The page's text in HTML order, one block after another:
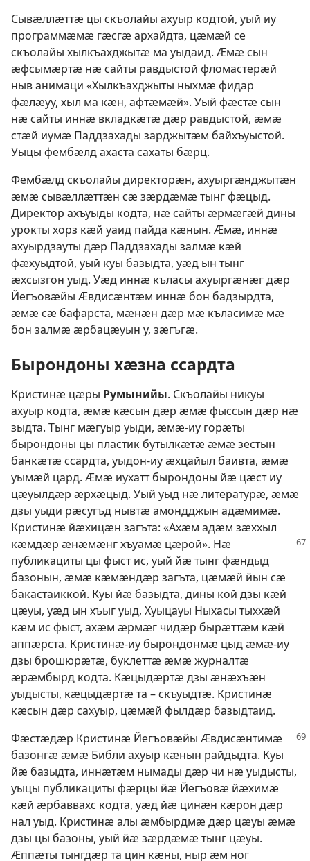
Сывӕллӕттӕ цы скъолайы ахуыр кодтой, уый иу
программӕмӕ гӕсгӕ архайдта, цӕмӕй се
скъолайы хылкъахджытӕ ма уыдаид. Ӕмӕ сын
ӕфсымӕртӕ нӕ сайты равдыстой фломастерӕй
ныв анимаци «Хылкъахджыты ныхмӕ фидар
фӕлӕуу, хыл ма кӕн, афтӕмӕй». Уый фӕстӕ сын
нӕ сайты иннӕ вкладкӕтӕ дӕр равдыстой, ӕмӕ
стӕй иумӕ Паддзахады зарджытӕм байхъуыстой.
Уыцы фембӕлд ахаста сахаты бӕрц.
Фембӕлд скъолайы директорӕн, ахуыргӕнджытӕн
ӕмӕ сывӕллӕттӕн сӕ зӕрдӕмӕ тынг фӕцыд.
Директор ахъуыды кодта, нӕ сайты ӕрмӕгӕй дины
урокты хорз кӕй уаид пайда кӕнын. Ӕмӕ, иннӕ
ахуырдзауты дӕр Паддзахады залмӕ кӕй
фӕхуыдтой, уый куы базыдта, уӕд ын тынг
ӕхсызгон уыд. Уӕд иннӕ къласы ахуыргӕнӕг дӕр
Йегъовӕйы Ӕвдисӕнтӕм иннӕ бон бадзырдта,
ӕмӕ сӕ бафарста, мӕнӕн дӕр мӕ къласимӕ мӕ
бон залмӕ ӕрбацӕуын у, зӕгъгӕ.
Бырондоны хӕзна ссардта
Кристинӕ цӕры Румынийы. Скъолайы никуы
ахуыр кодта, ӕмӕ кӕсын дӕр ӕмӕ фыссын дӕр нӕ
зыдта. Тынг мӕгуыр уыди, ӕмӕ-иу горӕты
бырондоны цы пластик бутылкӕтӕ ӕмӕ зестын
банкӕтӕ ссардта, уыдон-иу ӕхцайыл баивта, ӕмӕ
уымӕй цард. Ӕмӕ иухатт бырондоны йӕ цӕст иу
цӕуылдӕр ӕрхӕцыд. Уый уыд нӕ литературӕ, ӕмӕ
дзы уыди рӕсугъд нывтӕ амондджын адӕмимӕ.
Кристинӕ йӕхицӕн загъта: «Ахӕм адӕм зӕххыл
кӕмдӕр ӕнӕмӕнг хъуамӕ цӕрой». Нӕ
публикациты цы фыст ис, уый йӕ тынг фӕндыд
базонын, ӕмӕ кӕмӕндӕр загъта, цӕмӕй йын сӕ
бакастаиккой. Куы йӕ базыдта, дины кой дзы кӕй
цӕуы, уӕд ын хъыг уыд, Хуыцауы Ныхасы тыххӕй
кӕм ис фыст, ахӕм ӕрмӕг чидӕр бырӕттӕм кӕй
аппӕрста. Кристинӕ-иу бырондонмӕ цыд ӕмӕ-иу
дзы брошюрӕтӕ, буклеттӕ ӕмӕ журналтӕ
ӕрӕмбырд кодта. Кӕцыдӕртӕ дзы ӕнӕхъӕн
уыдысты, кӕцыдӕртӕ та – скъуыдтӕ. Кристинӕ
кӕсын дӕр сахуыр, цӕмӕй фылдӕр базыдтаид.
Фӕстӕдӕр Кристинӕ Йегъовӕйы Ӕвдисӕнтимӕ
базонгӕ ӕмӕ Библи ахуыр кӕнын райдыдта. Куы
йӕ базыдта, иннӕтӕм нымады дӕр чи нӕ уыдысты,
уыцы публикациты фӕрцы йӕ Йегъовӕ йӕхимӕ
кӕй ӕрбаввахс кодта, уӕд йӕ цинӕн кӕрон дӕр
нал уыд. Кристинӕ алы ӕмбырдмӕ дӕр цӕуы ӕмӕ
дзы цы базоны, уый йӕ зӕрдӕмӕ тынг цӕуы.
Ӕппӕты тынгдӕр та цин кӕны, ныр ӕм ног